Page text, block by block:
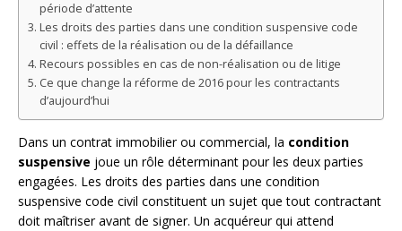
période d’attente
Les droits des parties dans une condition suspensive code
civil : effets de la réalisation ou de la défaillance
Recours possibles en cas de non-réalisation ou de litige
Ce que change la réforme de 2016 pour les contractants
d’aujourd’hui
Dans un contrat immobilier ou commercial, la condition
suspensive joue un rôle déterminant pour les deux parties
engagées. Les droits des parties dans une condition
suspensive code civil constituent un sujet que tout contractant
doit maîtriser avant de signer. Un acquéreur qui attend